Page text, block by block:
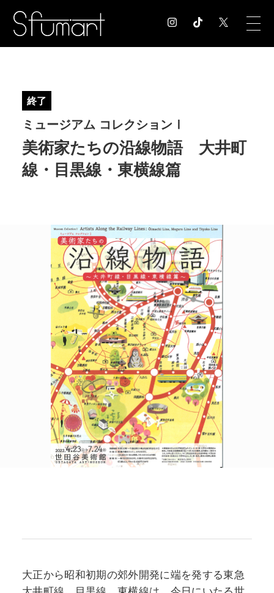
EXHIBITION 展覧会情報
MUSEUM 美術館情報
NEWS
POLICY COMPANY
終了
ミュージアム コレクションⅠ
美術家たちの沿線物語 大井町
線・目黒線・東横線篇
大正から昭和初期の郊外開発に端を発する東急